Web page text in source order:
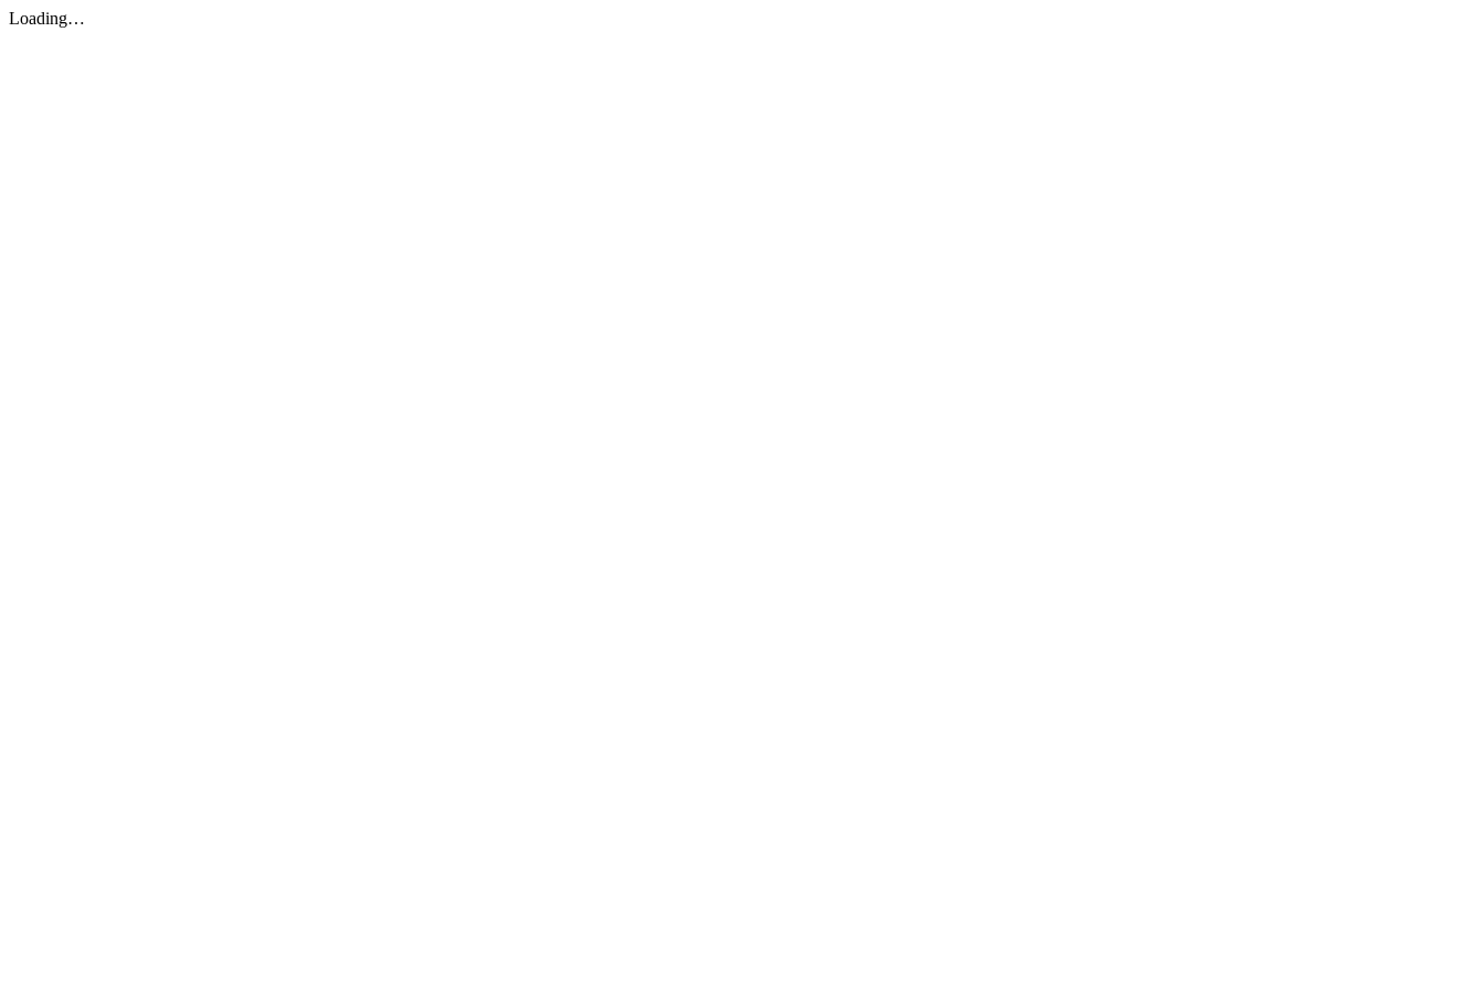
Loading…